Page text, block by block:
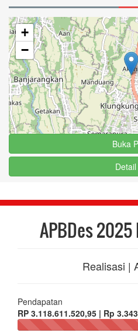
+
−
Buka
Detail
APBDes
Realisasi |
Pendapatan
RP 3.118.611.520,95 | Rp